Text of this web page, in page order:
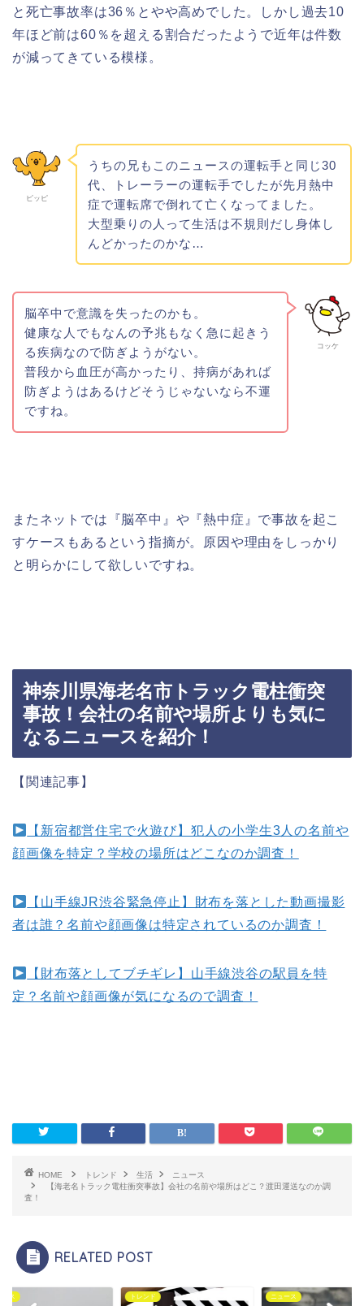
と死亡事故率は36％とやや高めでした。しかし過去10
年ほど前は60％を超える割合だったようで近年は件数
が減ってきている模様。
ピッピ
うちの兄もこのニュースの運転手と同じ30
代、トレーラーの運転手でしたが先月熱中
症で運転席で倒れて亡くなってました。
大型乗りの人って生活は不規則だし身体し
んどかったのかな…
コッケ
脳卒中で意識を失ったのかも。
健康な人でもなんの予兆もなく急に起きう
る疾病なので防ぎようがない。
普段から血圧が高かったり、持病があれば
防ぎようはあるけどそうじゃないなら不運
ですね。
またネットでは『脳卒中』や『熱中症』で事故を起こ
すケースもあるという指摘が。原因や理由をしっかり
と明らかにして欲しいですね。
神奈川県海老名市トラック電柱衝突
事故！会社の名前や場所よりも気に
なるニュースを紹介！
【関連記事】
【新宿都営住宅で火遊び】犯人の小学生3人の名前や
顔画像を特定？学校の場所はどこなのか調査！
【山手線JR渋谷緊急停止】財布を落とした動画撮影
者は誰？名前や顔画像は特定されているのか調査！
【財布落としてブチギレ】山手線渋谷の駅員を特
定？名前や顔画像が気になるので調査！
HOME トレンド 生活
ニュース
【海老名トラック電柱衝突事故】会社の名前や場所はどこ？渡田運送なのか調
査！
RELATED POST
トレンド ニュース